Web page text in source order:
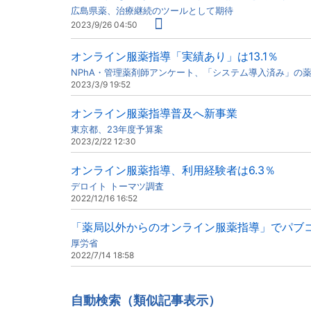
広島県薬、治療継続のツールとして期待
2023/9/26 04:50
オンライン服薬指導「実績あり」は13.1％
NPhA・管理薬剤師アンケート、「システム導入済み」の
2023/3/9 19:52
オンライン服薬指導普及へ新事業
東京都、23年度予算案
2023/2/22 12:30
オンライン服薬指導、利用経験者は6.3％
デロイト トーマツ調査
2022/12/16 16:52
「薬局以外からのオンライン服薬指導」でパブ
厚労省
2022/7/14 18:58
自動検索（類似記事表示）